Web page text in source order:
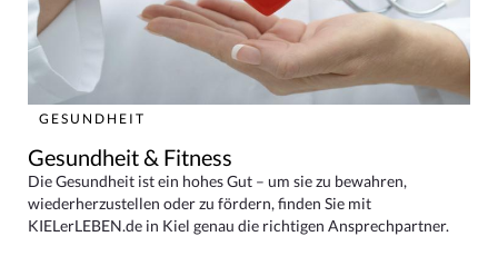
GESUNDHEIT
Gesundheit & Fitness
Die Gesundheit ist ein hohes Gut – um sie zu bewahren,
wiederherzustellen oder zu fördern, finden Sie mit
KIELerLEBEN.de in Kiel genau die richtigen Ansprechpartner.